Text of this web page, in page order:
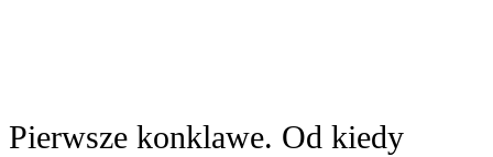
Pierwsze konklawe. Od kiedy